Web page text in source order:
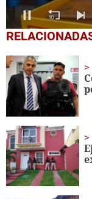
0
seconds
14
seconds